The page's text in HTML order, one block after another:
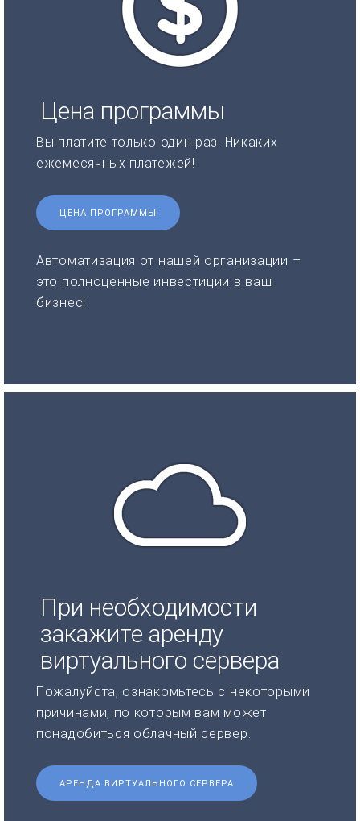
Цена программы
Вы платите только один раз. Никаких
ежемесячных платежей!
ЦЕНА ПРОГРАММЫ
Автоматизация от нашей организации –
это полноценные инвестиции в ваш
бизнес!
При необходимости
закажите аренду
виртуального сервера
Пожалуйста, ознакомьтесь с некоторыми
причинами, по которым вам может
понадобиться облачный сервер.
АРЕНДА ВИРТУАЛЬНОГО СЕРВЕРА